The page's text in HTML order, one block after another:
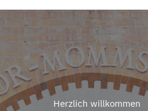
Herzlich willkommen